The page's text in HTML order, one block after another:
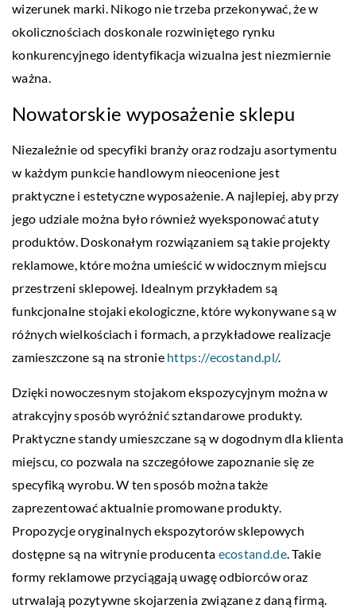
wizerunek marki. Nikogo nie trzeba przekonywać, że w
okolicznościach doskonale rozwiniętego rynku
konkurencyjnego identyfikacja wizualna jest niezmiernie
ważna.
Nowatorskie wyposażenie sklepu
Niezależnie od specyfiki branży oraz rodzaju asortymentu
w każdym punkcie handlowym nieocenione jest
praktyczne i estetyczne wyposażenie. A najlepiej, aby przy
jego udziale można było również wyeksponować atuty
produktów. Doskonałym rozwiązaniem są takie projekty
reklamowe, które można umieścić w widocznym miejscu
przestrzeni sklepowej. Idealnym przykładem są
funkcjonalne stojaki ekologiczne, które wykonywane są w
różnych wielkościach i formach, a przykładowe realizacje
zamieszczone są na stronie https://ecostand.pl/.
Dzięki nowoczesnym stojakom ekspozycyjnym można w
atrakcyjny sposób wyróżnić sztandarowe produkty.
Praktyczne standy umieszczane są w dogodnym dla klienta
miejscu, co pozwala na szczegółowe zapoznanie się ze
specyfiką wyrobu. W ten sposób można także
zaprezentować aktualnie promowane produkty.
Propozycje oryginalnych ekspozytorów sklepowych
dostępne są na witrynie producenta ecostand.de. Takie
formy reklamowe przyciągają uwagę odbiorców oraz
utrwalają pozytywne skojarzenia związane z daną firmą.